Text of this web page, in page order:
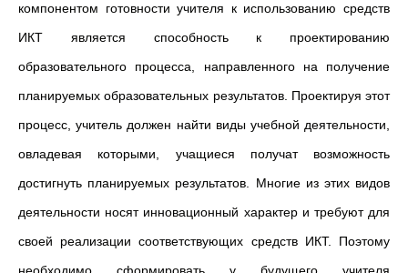
компонентом готовности учителя к использованию средств
ИКТ является способность к проектированию
образовательного процесса, направленного на получение
планируемых образовательных результатов. Проектируя этот
процесс, учитель должен найти виды учебной деятельности,
овладевая которыми, учащиеся получат возможность
достигнуть планируемых результатов. Многие из этих видов
деятельности носят инновационный характер и требуют для
своей реализации соответствующих средств ИКТ. Поэтому